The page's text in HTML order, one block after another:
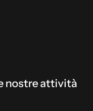
nostre attività